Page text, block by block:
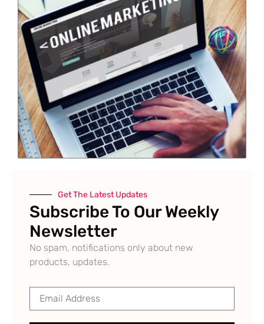
Get The Latest Updates
Subscribe To Our Weekly
Newsletter
No spam, notifications only about new
products, updates.